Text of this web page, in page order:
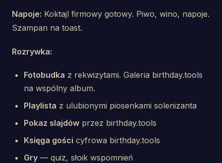
Napoje: Koktajl firmowy gotowy. Piwo, wino, napoje.
Szampan na toast.
Rozrywka:
Fotobudka z rekwizytami. Galeria birthday.tools
na wspólny album.
Playlista z ulubionymi piosenkami solenizanta
Pokaz slajdów przez birthday.tools
Księga gości cyfrowa birthday.tools
Gry — quiz, słoik wspomnień